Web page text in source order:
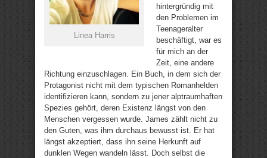
Linea Harris
hintergründig mit
den Problemen im
Teenageralter
beschäftigt, war es
für mich an der
Zeit, eine andere
Richtung einzuschlagen. Ein Buch, in dem sich der
Protagonist nicht mit dem typischen Romanhelden
identifizieren kann, sondern zu jener alptraumhaften
Spezies gehört, deren Existenz längst von den
Menschen vergessen wurde. James zählt nicht zu
den Guten, was ihm durchaus bewusst ist. Er hat
längst akzeptiert, dass ihn seine Herkunft auf
dunklen Wegen wandeln lässt. Doch selbst die